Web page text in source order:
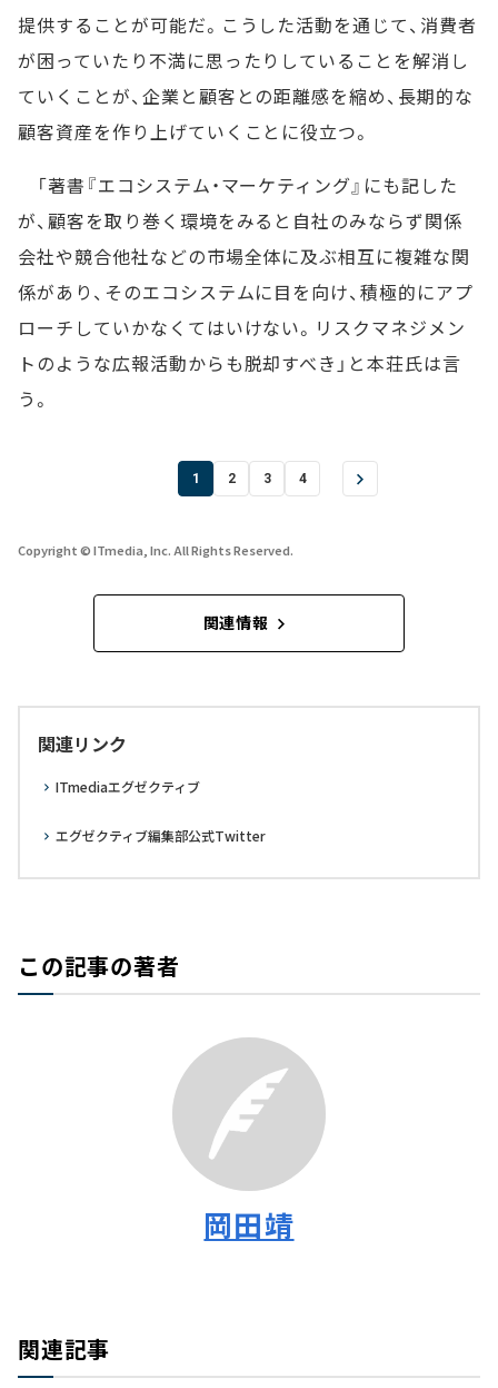
提供することが可能だ。こうした活動を通じて、消費者
が困っていたり不満に思ったりしていることを解消し
ていくことが、企業と顧客との距離感を縮め、長期的な
顧客資産を作り上げていくことに役立つ。
「著書『エコシステム・マーケティング』にも記した
が、顧客を取り巻く環境をみると自社のみならず関係
会社や競合他社などの市場全体に及ぶ相互に複雑な関
係があり、そのエコシステムに目を向け、積極的にアプ
ローチしていかなくてはいけない。リスクマネジメン
トのような広報活動からも脱却すべき」と本荘氏は言
う。
1 2 3 4
Copyright © ITmedia, Inc. All Rights Reserved.
関連情報
関連リンク
ITmediaエグゼクティブ
エグゼクティブ編集部公式Twitter
この記事の著者
岡田靖
関連記事